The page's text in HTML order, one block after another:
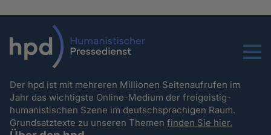
Menu
Der hpd ist mit mehreren Millionen Seitenaufrufen im
Jahr das wichtigste Online-Medium der freigeistig-
humanistischen Szene im deutschsprachigen Raum.
Grundsatztexte zu unseren Themenfinden Sie hier.